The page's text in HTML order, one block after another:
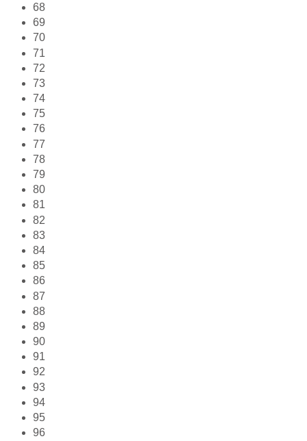
68
69
70
71
72
73
74
75
76
77
78
79
80
81
82
83
84
85
86
87
88
89
90
91
92
93
94
95
96